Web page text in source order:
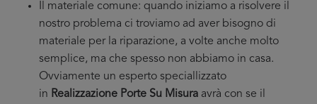
Il materiale comune: quando iniziamo a risolvere il
nostro problema ci troviamo ad aver bisogno di
materiale per la riparazione, a volte anche molto
semplice, ma che spesso non abbiamo in casa.
Ovviamente un esperto speciallizzato
in Realizzazione Porte Su Misura avrà con se il